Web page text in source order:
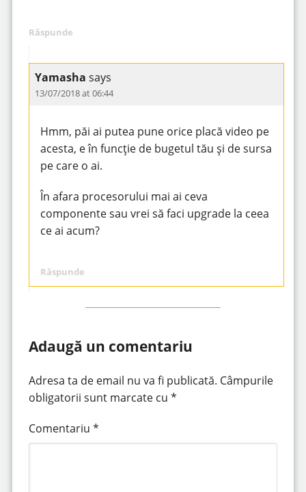
Răspunde
Yamasha says
13/07/2018 at 06:44
Hmm, păi ai putea pune orice placă video pe
acesta, e în funcție de bugetul tău și de sursa
pe care o ai.
În afara procesorului mai ai ceva
componente sau vrei să faci upgrade la ceea
ce ai acum?
Răspunde
Adaugă un comentariu
Adresa ta de email nu va fi publicată. Câmpurile
obligatorii sunt marcate cu *
Comentariu *